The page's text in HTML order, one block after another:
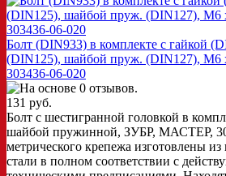
Болт (DIN933) в комплекте с гайкой
(DIN125), шайбой пруж. (DIN127), M6
303436-06-020
131 руб.
Болт с шестигранной головкой в
шайбой пружинной, ЗУБР, МАСТЕР,
метрического крепежа изготовлены из
стали в полном соответствии с